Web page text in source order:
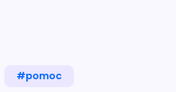
#pomoc